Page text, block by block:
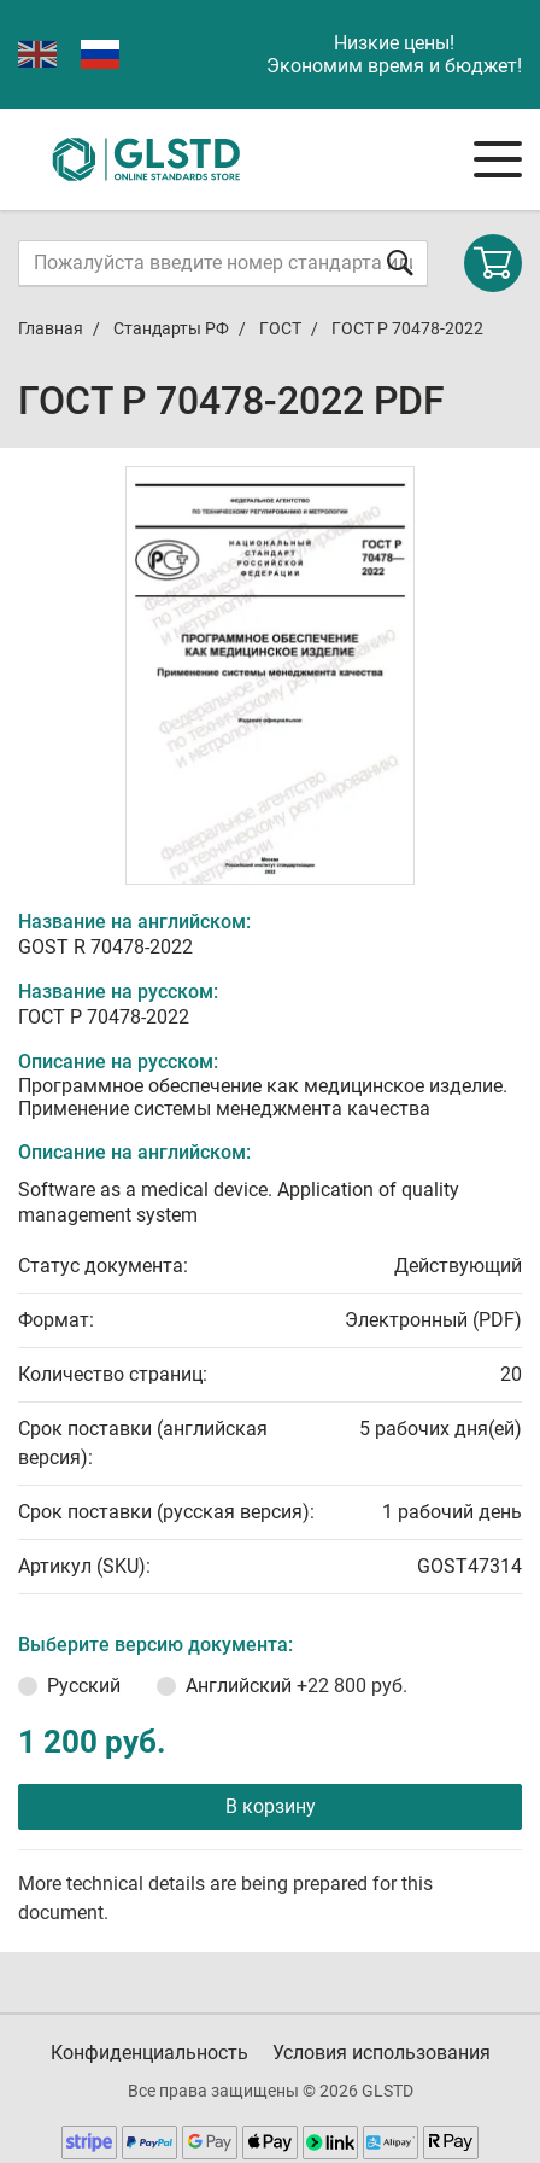
Низкие цены!
Экономим время и бюджет!
Главная Стандарты РФ ГОСТ ГОСТ Р 70478-2022
ГОСТ Р 70478-2022 PDF
Название на английском:
GOST R 70478-2022
Название на русском:
ГОСТ Р 70478-2022
Описание на русском:
Программное обеспечение как медицинское изделие.
Применение системы менеджмента качества
Описание на английском:
Software as a medical device. Application of quality
management system
Статус документа: Действующий
Формат: Электронный (PDF)
Количество страниц: 20
Срок поставки (английская
версия):
5 рабочих дня(ей)
Срок поставки (русская версия): 1 рабочий день
Артикул (SKU): GOST47314
Выберите версию документа:
Русский
Английский +22 800 руб.
1 200 руб.
В корзину
More technical details are being prepared for this
document.
Конфиденциальность Условия использования
Все права защищены © 2026 GLSTD